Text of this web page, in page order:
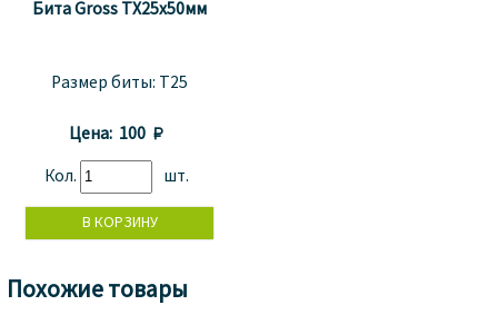
Бита Gross TX25x50мм
Размер биты: T25
Цена: 100 
Кол. шт.
Похожие товары